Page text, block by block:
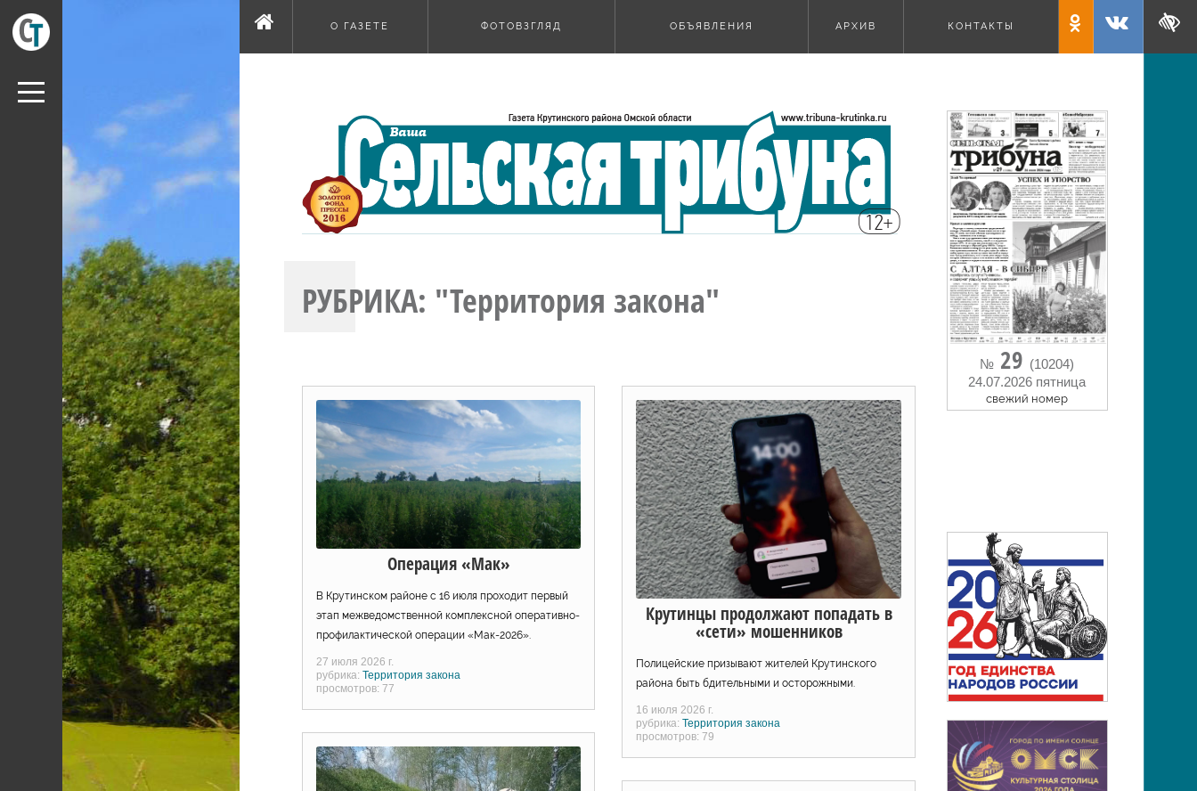
О ГАЗЕТЕ ФОТОВЗГЛЯД ОБЪЯВЛЕНИЯ АРХИВ КОНТАКТЫ
РУБРИКА: "Территория закона"
Операция «Мак»
В Крутинском районе с 16 июля проходит первый
этап межведомственной комплексной оперативно-
профилактической операции «Мак-2026».
27 июля 2026 г.
рубрика: Территория закона
просмотров: 77
Крутинцы продолжают попадать в
«сети» мошенников
Полицейские призывают жителей Крутинского
района быть бдительными и осторожными.
16 июля 2026 г.
рубрика:Территория закона
просмотров: 79
№ 29 (10204)
24.07.2026 пятница
cвежий номер